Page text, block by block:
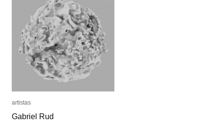
artistas
Gabriel Rud
artistas
Gabriel Rud